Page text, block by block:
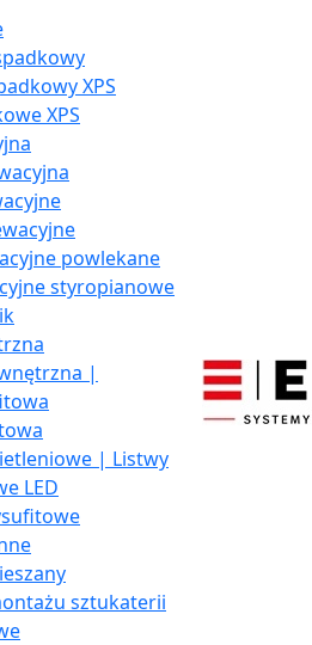
XPS
XPS
powlekane
styropianowe
|
| Listwy
LED
sztukaterii